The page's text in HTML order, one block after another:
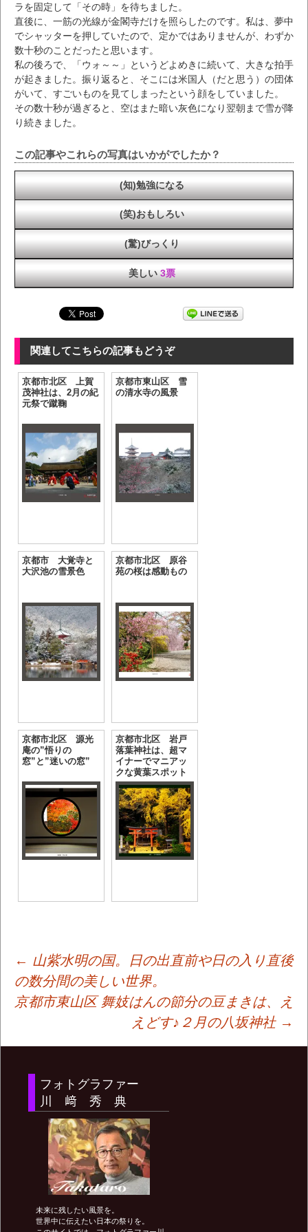
ラを固定して「その時」を待ちました。
直後に、一筋の光線が金閣寺だけを照らしたのです。私は、夢中
でシャッターを押していたので、定かではありませんが、わずか
数十秒のことだったと思います。
私の後ろで、「ウォ～～」というどよめきに続いて、大きな拍手
が起きました。振り返ると、そこには米国人（だと思う）の団体
がいて、すごいものを見てしまったという顔をしていました。
その数十秒が過ぎると、空はまた暗い灰色になり翌朝まで雪が降
り続きました。
この記事やこれらの写真はいかがでしたか？
(知)勉強になる
(笑)おもしろい
(驚)びっくり
美しい 3票
関連してこちらの記事もどうぞ
京都市北区 上賀
茂神社は、2月の紀
元祭で蹴鞠
京都市東山区 雪
の清水寺の風景
京都市 大覚寺と
大沢池の雪景色
京都市北区 原谷
苑の桜は感動もの
京都市北区 源光
庵の”悟りの
窓”と”迷いの窓”
京都市北区 岩戸
落葉神社は、超マ
イナーでマニアッ
クな黄葉スポット
投
稿
ナ
← 山紫水明の国。日の出直前や日の入り直後
の数分間の美しい世界。
京都市東山区 舞妓はんの節分の豆まきは、え
えどす♪２月の八坂神社 →
フォトグラファー
川 﨑 秀 典
未来に残したい風景を。
世界中に伝えたい日本の祭りを。